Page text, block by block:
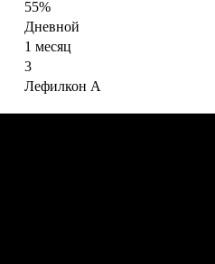
55%
Дневной
1 месяц
3
Лефилкон А